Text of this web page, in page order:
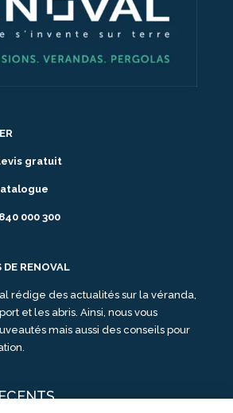
gratuit
000 300
RENOVAL
rédige des actualités sur la véranda,
et les abris. Ainsi, nous vous
mais aussi des conseils pour